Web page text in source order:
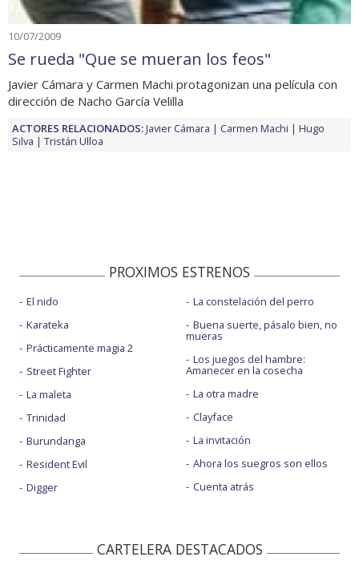
10/07/2009
Se rueda "Que se mueran los feos"
Javier Cámara y Carmen Machi protagonizan una película con
dirección de Nacho García Velilla
ACTORES RELACIONADOS:Javier Cámara Carmen Machi
Hugo
Silva
Tristán Ulloa
PROXIMOS ESTRENOS
El nido
Karateka
Prácticamente magia 2
Street Fighter
La maleta
Trinidad
Burundanga
Resident Evil
Digger
La constelación del perro
Buena suerte, pásalo bien, no
mueras
Los juegos del hambre:
Amanecer en la cosecha
La otra madre
Clayface
La invitación
Ahora los suegros son ellos
Cuenta atrás
CARTELERA DESTACADOS